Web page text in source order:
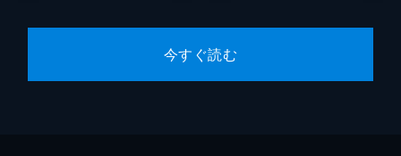
今すぐ読む